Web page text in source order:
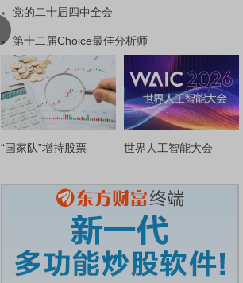
党的二十届四中全会
第十二届Choice最佳分析师
“国家队”增持股票 世界人工智能大会